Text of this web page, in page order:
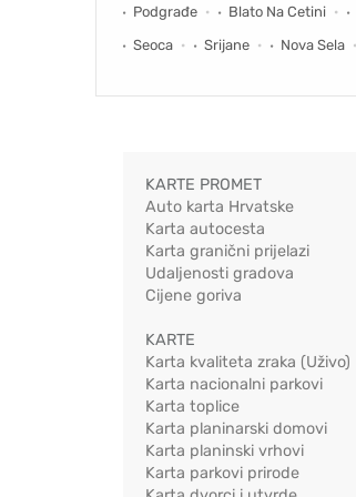
Podgrađe Blato Na Cetini
Seoca
Srijane Nova Sela
KARTE PROMET
Auto karta Hrvatske
Karta autocesta
Karta granični prijelazi
Udaljenosti gradova
Cijene goriva
KARTE
Karta kvaliteta zraka (Uživo)
Karta nacionalni parkovi
Karta toplice
Karta planinarski domovi
Karta planinski vrhovi
Karta parkovi prirode